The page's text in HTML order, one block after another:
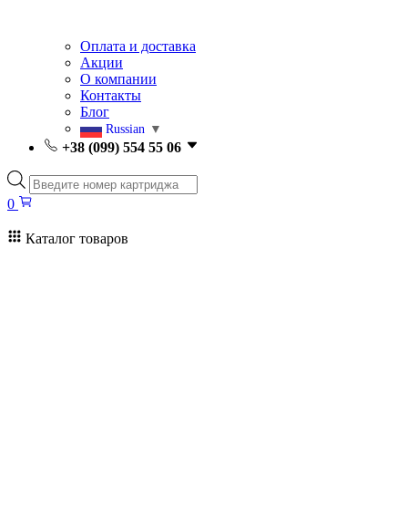
Оплата и доставка
Акции
О компании
Контакты
Блог
Russian ▼
+38 (099) 554 55 06
Поиск
товаров
0
Каталог товаров